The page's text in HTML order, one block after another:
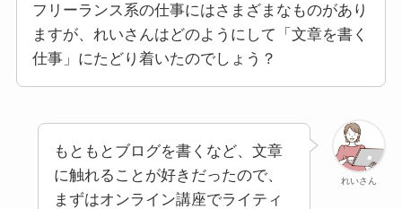
フリーランス系の仕事にはさまざまなものがあり
ますが、れいさんはどのようにして「文章を書く
仕事」にたどり着いたのでしょう？
れいさん
もともとブログを書くなど、文章
に触れることが好きだったので、
まずはオンライン講座でライティ